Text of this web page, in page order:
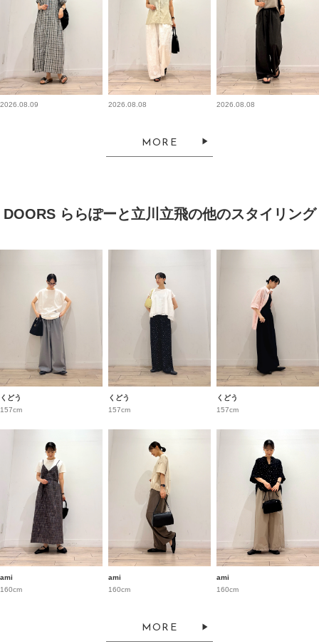
2026.08.09 2026.08.08 2026.08.08
MORE
DOORS ららぽーと立川立飛の他のスタイリング
くどう
157cm
くどう
157cm
くどう
157cm
ami
160cm
ami
160cm
ami
160cm
MORE